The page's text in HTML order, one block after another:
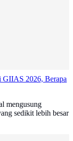
2026, Berapa
mengusung
sedikit lebih besar